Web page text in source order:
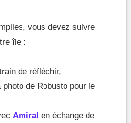
vous devez suivre
île :
de réfléchir,
photo de Robusto pour le
Amiral en échange de